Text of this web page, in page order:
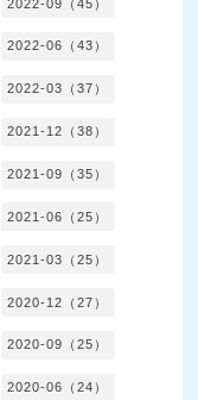
2022-09（45）
2022-06（43）
2022-03（37）
2021-12（38）
2021-09（35）
2021-06（25）
2021-03（25）
2020-12（27）
2020-09（25）
2020-06（24）